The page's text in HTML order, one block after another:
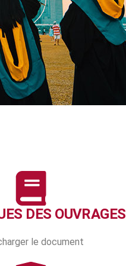
DES OUVRAGES
le document